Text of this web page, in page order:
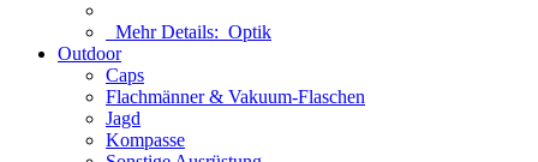
Mehr Details: Optik
Outdoor
Caps
Flachmänner & Vakuum-Flaschen
Jagd
Kompasse